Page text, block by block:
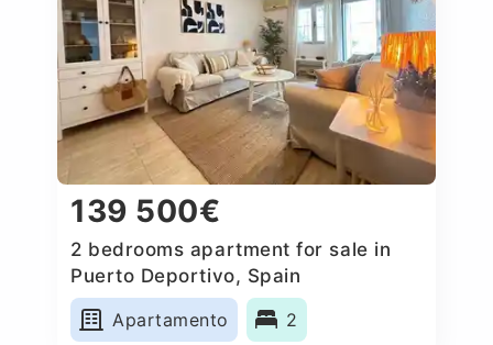
139 500€
2 bedrooms apartment for sale in
Puerto Deportivo, Spain
Apartamento
2